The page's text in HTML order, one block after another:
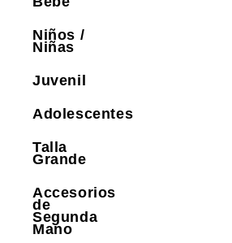
Niños /
Niñas
Juvenil
Adolescentes
Talla
Grande
Accesorios
de
Segunda
Mano